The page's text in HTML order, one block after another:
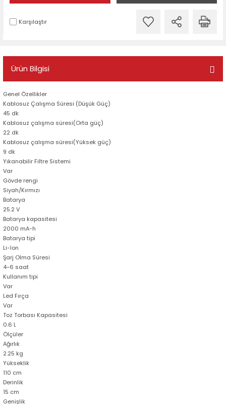
Karşılaştır
Ürün Bilgisi
Genel Özellikler
Kablosuz Çalışma Süresi (Düşük Güç)
45 dk
Kablosuz çalışma süresi(Orta güç)
22 dk
Kablosuz çalışma süresi(Yüksek güç)
9 dk
Yıkanabilir Filtre Sistemi
Var
Gövde rengi
Siyah/Kırmızı
Batarya
25.2 V
Batarya kapasitesi
2000 mA-h
Batarya tipi
Li-Ion
Şarj Olma Süresi
4-6 saat
Kullanım tipi
Var
Led Fırça
Var
Toz Torbası Kapasitesi
0.6 L
Ölçüler
Ağırlık
2.25 kg
Yükseklik
110 cm
Derinlik
15 cm
Genişlik